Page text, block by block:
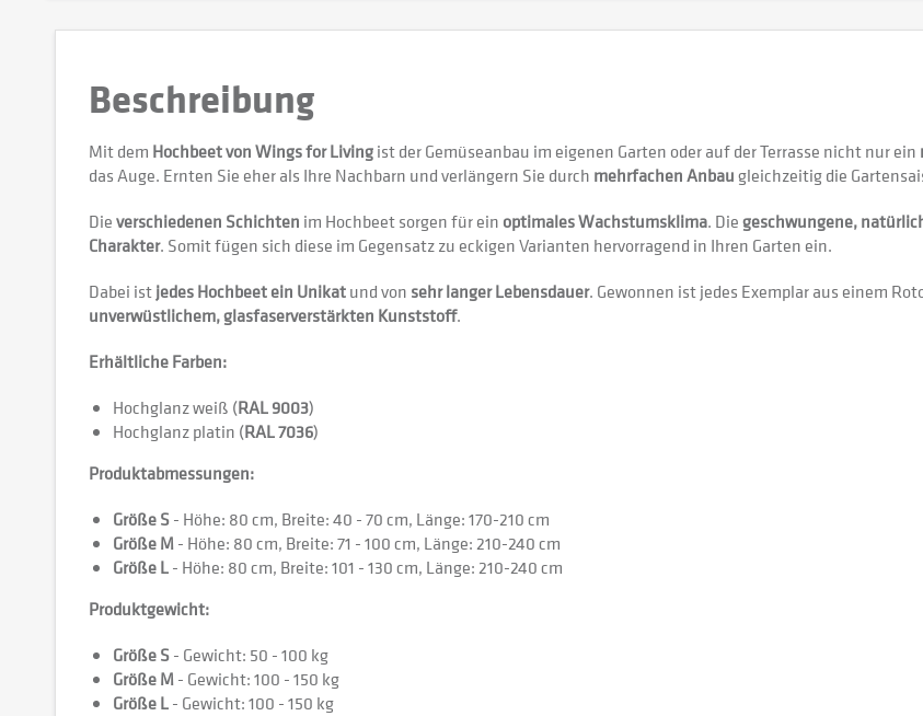
Beschreibung
Mit dem Hochbeet von Wings for Livingist der Gemüseanbau im eigenen Garten oder auf der Terrasse nicht nur ein
das Auge. Ernten Sie eher als Ihre Nachbarn und verlängern Sie durch mehrfachen Anbaugleichzeitig die
Dieverschiedenen Schichten im Hochbeet sorgen für ein optimales Wachstumsklima. Diegeschwungene,
Charakter. Somit fügen sich diese im Gegensatz zu eckigen Varianten hervorragend in Ihren Garten ein.
Dabei istjedes Hochbeet ein Unikatund von sehr langer Lebensdauer. Gewonnen ist jedes Exemplar aus einem
unverwüstlichem, glasfaserverstärkten Kunststoff.
Erhältliche Farben:
Hochglanz weiß (RAL 9003)
Hochglanz platin (RAL 7036)
Produktabmessungen:
Größe S- Höhe: 80 cm, Breite: 40 - 70 cm, Länge: 170-210 cm
Größe M- Höhe: 80 cm, Breite: 71 - 100 cm, Länge: 210-240 cm
Größe L- Höhe: 80 cm, Breite: 101 - 130 cm, Länge: 210-240 cm
Produktgewicht:
Größe S- Gewicht: 50 - 100 kg
Größe M- Gewicht: 100 - 150 kg
Größe L- Gewicht: 100 - 150 kg